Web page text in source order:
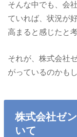
そんな中でも、会
ていれば、状況が
高まると感じたと
それが、株式会社
がっているのかも
株式会社ゼ
いて